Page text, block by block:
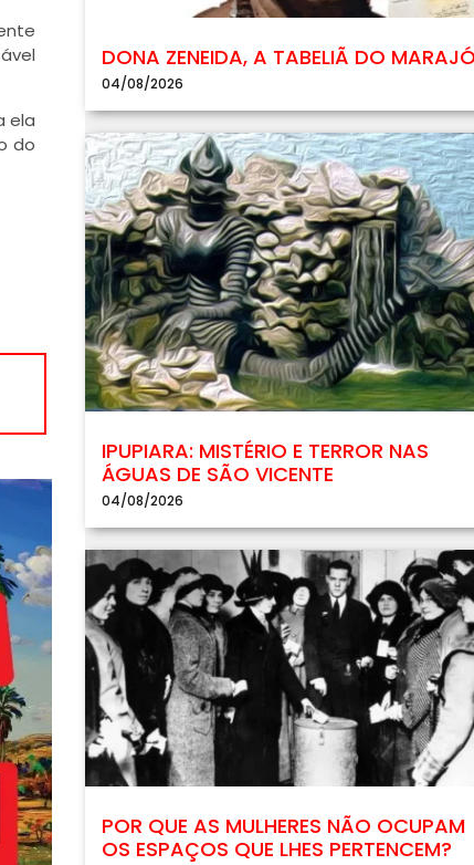
ela
do
DONA ZENEIDA, A TABELIÃ DO
04/08/2026
IPUPIARA: MISTÉRIO E TERROR NAS
ÁGUAS DE SÃO VICENTE
04/08/2026
POR QUE AS MULHERES NÃO OCUPAM
OS ESPAÇOS QUE LHES PERTENCEM?